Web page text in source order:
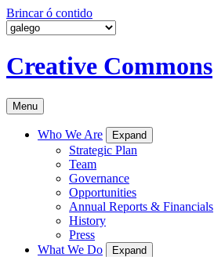
Brincar ó contido
Creative Commons
Menu
Who We Are Expand
Strategic Plan
Team
Governance
Opportunities
Annual Reports & Financials
History
Press
What We Do
Expand